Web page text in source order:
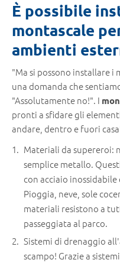
È possibile
montascale
ambienti
"Ma si possono installare i
una domanda che
"Assolutamente no!". I
pronti a sfidare gli
andare, dentro e fuori
Materiali da supereroi:
semplice metallo.
con acciaio
Pioggia, neve, sole
materiali resistono a
passeggiata al parco.
Sistemi di drenaggio
scampo! Grazie a